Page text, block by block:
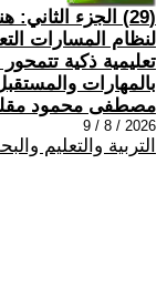
(29) الجزء
لنظام المسارات
تعليمية ذكية
بالمهارات
مصطفى محمود
2026 / 8 / 9
التربية والتعليم